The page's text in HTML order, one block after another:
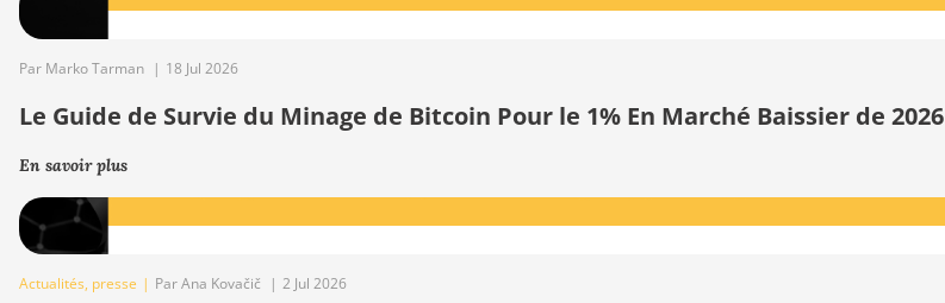
Par Marko Tarman | 18 Jul 2026
Le Guide de Survie du Minage de Bitcoin Pour le 1% En Marché Baissier de 2026
En savoir plus
Actualités, presse | Par Ana Kovačič | 2 Jul 2026